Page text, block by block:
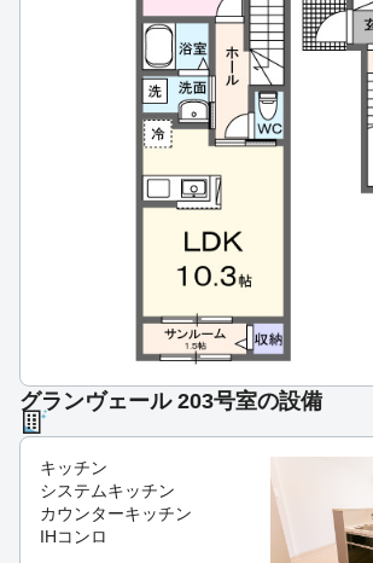
グランヴェール 203号室の設備
キッチン
システムキッチン
カウンターキッチン
IHコンロ